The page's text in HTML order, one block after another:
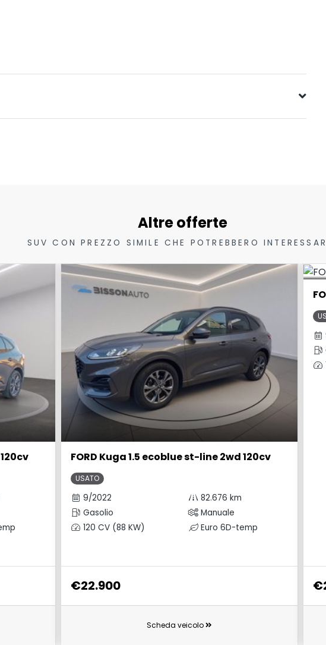
Altre offerte
SUV CON PREZZO SIMILE CHE POTREBBERO
FORD Kuga 1.5 ecoblue st-line 2wd 120cv
USATO
9/2022
82.676 km
Gasolio
Manuale
120 CV (88 KW)
Euro 6D-temp
€22.900
Scheda veicolo